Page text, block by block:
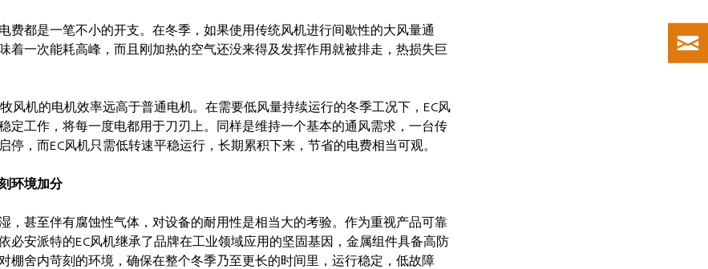
费都是一笔不小的开支。在冬季，如果使用传统风机进行间歇性的大风量通
着一次能耗高峰，而且刚加热的空气还没来得及发挥作用就被排走，热损失巨
风机的电机效率远高于普通电机。在需要低风量持续运行的冬季工况下，EC风
定工作，将每一度电都用于刀刃上。同样是维持一个基本的通风需求，一台传
停，而EC风机只需低转速平稳运行，长期累积下来，节省的电费相当可观。
环境加分
，甚至伴有腐蚀性气体，对设备的耐用性是相当大的考验。作为重视产品可靠
必安派特的EC风机继承了品牌在工业领域应用的坚固基因，金属组件具备高防
棚舍内苛刻的环境，确保在整个冬季乃至更长的时间里，运行稳定，低故障